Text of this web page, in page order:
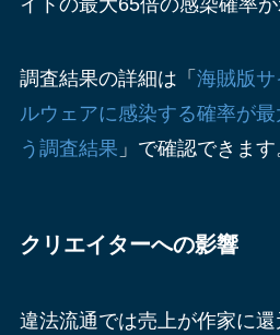
イトの最大65倍の感染確率が
調査結果の詳細は「 海賊版
ルウェアに感染する確率が
う調査結果 」で確認できます
クリエイターへの影響
違法流通では売上が作家に